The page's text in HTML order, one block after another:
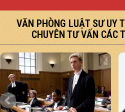
VĂN PHÒNG LUẬT SƯ UY
CHUYÊN TƯ VẤN CÁC